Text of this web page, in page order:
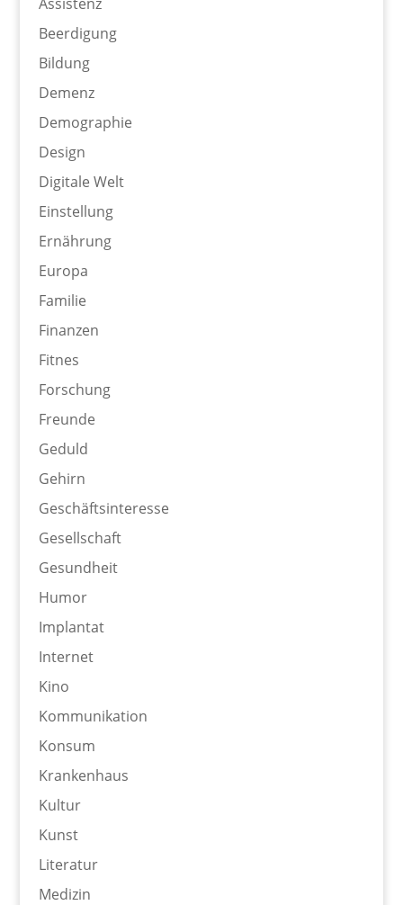
Beerdigung
Bildung
Demenz
Demographie
Design
Digitale Welt
Einstellung
Ernährung
Europa
Familie
Finanzen
Fitnes
Forschung
Freunde
Geduld
Gehirn
Geschäftsinteresse
Gesellschaft
Gesundheit
Humor
Implantat
Internet
Kino
Kommunikation
Konsum
Krankenhaus
Kultur
Kunst
Literatur
Medizin